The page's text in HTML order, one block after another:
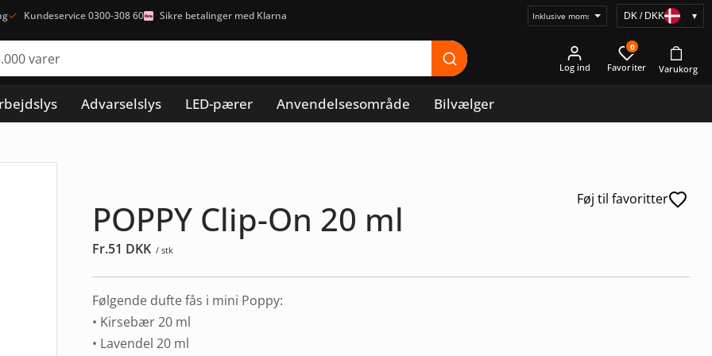
Kundeservice 0300-308 60 Sikre betalinger med Klarna
Vælg
DK / DKK ▾
Log ind
0
Advarselslys LED-pærer Anvendelsesområde Bilvælger
Føj til favoritter
POPPY Clip-On 20 ml
Fr.51 DKK / stk
Følgende dufte fås i mini Poppy:
• Kirsebær 20 ml
• Lavendel 20 ml